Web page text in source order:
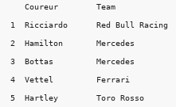
Coureur        Team                	Tijd            Verschil
1  Ricciardo	  Red Bull Racing	1:18.047		    165
2  Hamilton	  Mercedes	  	1:18.400	+0.353	    90
3  Bottas	  Mercedes		1:18.560	+0.513	    85
4  Vettel	  Ferrari		1:19.541	+1.494	    66
5  Hartley	  Toro Rosso		1:19.823	+1.776	    119